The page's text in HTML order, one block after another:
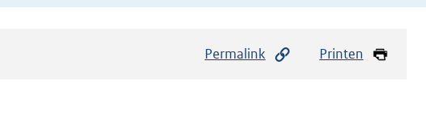
Permalink Printen